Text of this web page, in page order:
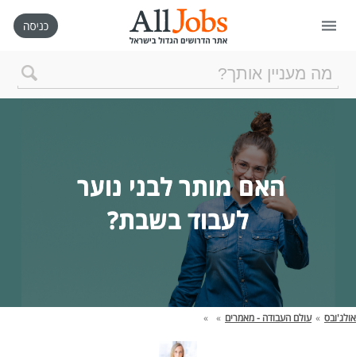
דף הבית
ניהול החיפושים שלי
רכישת AllJobs VIP
כמה אתם שווים?
קורסים אונליין
האם מותר לבני נוער
לעבוד בשבת?
אולג'ובס » עולם העבודה - מאמרים »
»